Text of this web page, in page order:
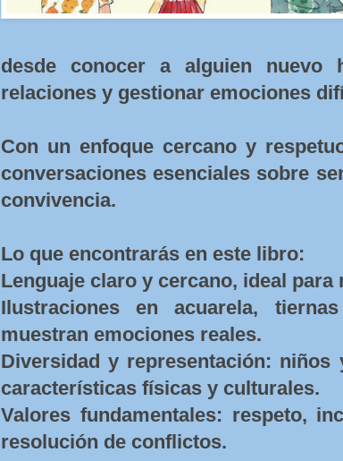
desde conocer a alguien nuevo
relaciones y gestionar emociones
Con un enfoque cercano y
conversaciones esenciales sobre
convivencia.
Lo que encontrarás en este libro:
Lenguaje claro y cercano, ideal para
Ilustraciones en acuarela,
muestran emociones reales.
Diversidad y representación:
características físicas y culturales.
Valores fundamentales: respeto,
resolución de conflictos.